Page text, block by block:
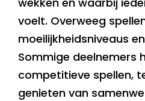
voelt. Overweeg
moeilijkheidsniveaus
Sommige deelnemers
competitieve spellen,
genieten van